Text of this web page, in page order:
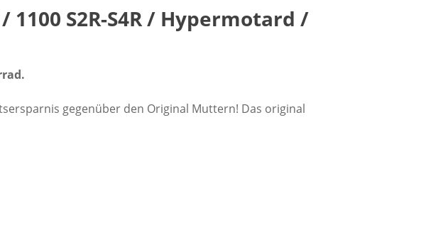
S2R-S4R / Hypermotard /
gegenüber den Original Muttern! Das original